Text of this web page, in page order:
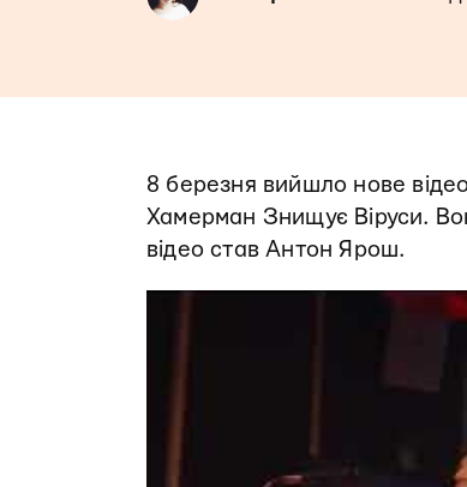
8 березня вийшло нове
Хамерман Знищує Віруси.
відео став Антон Ярош.